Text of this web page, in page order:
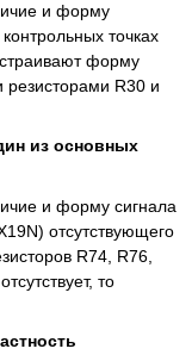
и форму
точках
форму
R30 и
из основных
и форму сигнала
отсутствующего
R74, R76,
то